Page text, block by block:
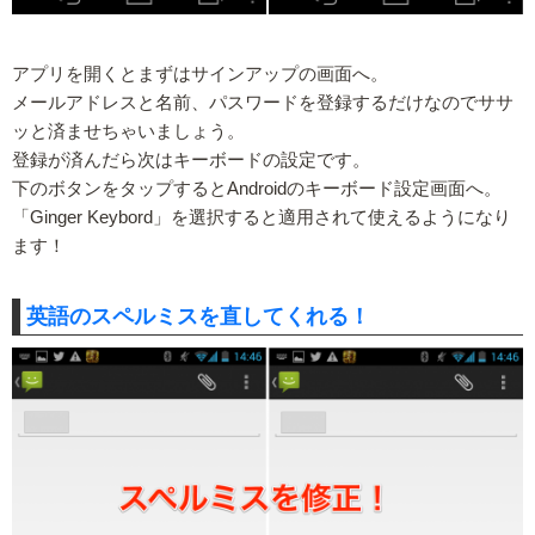
アプリを開くとまずはサインアップの画面へ。
メールアドレスと名前、パスワードを登録するだけなのでササ
ッと済ませちゃいましょう。
登録が済んだら次はキーボードの設定です。
下のボタンをタップするとAndroidのキーボード設定画面へ。
「Ginger Keybord」を選択すると適用されて使えるようになり
ます！
英語のスペルミスを直してくれる！